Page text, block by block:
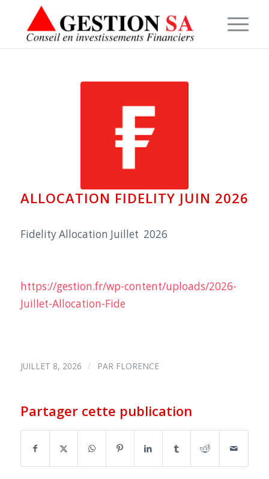
ALLOCATION FIDELITY JUIN 2026
Fidelity Allocation Juillet 2026
https://gestion.fr/wp-content/uploads/2026-
Juillet-Allocation-Fide
JUILLET 8, 2026 / PAR FLORENCE
Partager cette publication